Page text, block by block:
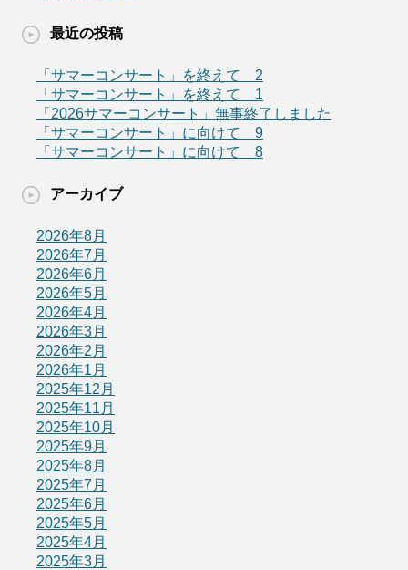
最近の投稿
「サマーコンサート」を終えて 2
「サマーコンサート」を終えて 1
「2026サマーコンサート」無事終了しました
「サマーコンサート」に向けて 9
「サマーコンサート」に向けて 8
アーカイブ
2026年8月
2026年7月
2026年6月
2026年5月
2026年4月
2026年3月
2026年2月
2026年1月
2025年12月
2025年11月
2025年10月
2025年9月
2025年8月
2025年7月
2025年6月
2025年5月
2025年4月
2025年3月